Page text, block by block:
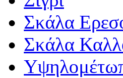
Σκάλα
Σκάλα